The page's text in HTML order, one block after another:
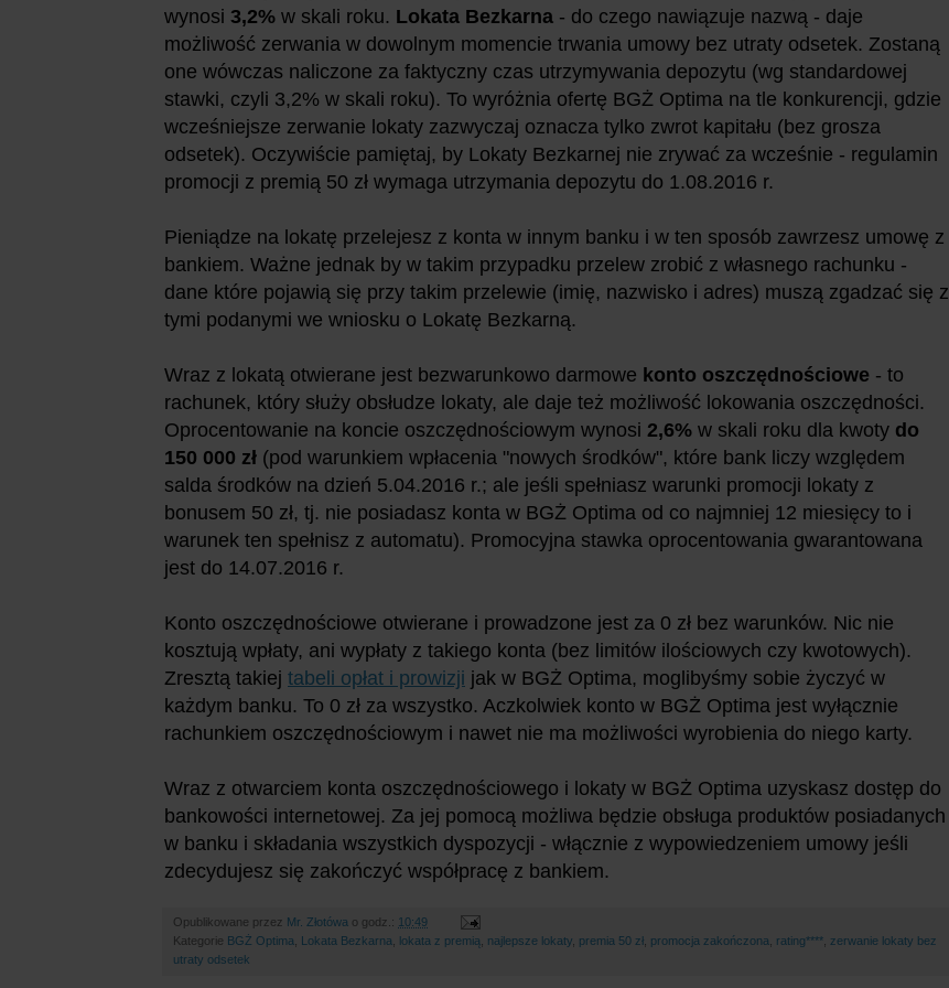
wynosi 3,2% w skali roku. Lokata Bezkarna - do czego nawiązuje nazwą - daje
możliwość zerwania w dowolnym momencie trwania umowy bez utraty odsetek. Zostaną
one wówczas naliczone za faktyczny czas utrzymywania depozytu (wg standardowej
stawki, czyli 3,2% w skali roku). To wyróżnia ofertę BGŻ Optima na tle konkurencji, gdzie
wcześniejsze zerwanie lokaty zazwyczaj oznacza tylko zwrot kapitału (bez grosza
odsetek). Oczywiście pamiętaj, by Lokaty Bezkarnej nie zrywać za wcześnie - regulamin
promocji z premią 50 zł wymaga utrzymania depozytu do 1.08.2016 r.
Pieniądze na lokatę przelejesz z konta w innym banku i w ten sposób zawrzesz umowę z
bankiem. Ważne jednak by w takim przypadku przelew zrobić z własnego rachunku -
dane które pojawią się przy takim przelewie (imię, nazwisko i adres) muszą zgadzać się z
tymi podanymi we wniosku o Lokatę Bezkarną.
Wraz z lokatą otwierane jest bezwarunkowo darmowe konto oszczędnościowe - to
rachunek, który służy obsłudze lokaty, ale daje też możliwość lokowania oszczędności.
Oprocentowanie na koncie oszczędnościowym wynosi 2,6% w skali roku dla kwoty do
150 000 zł (pod warunkiem wpłacenia "nowych środków", które bank liczy względem
salda środków na dzień 5.04.2016 r.; ale jeśli spełniasz warunki promocji lokaty z
bonusem 50 zł, tj. nie posiadasz konta w BGŻ Optima od co najmniej 12 miesięcy to i
warunek ten spełnisz z automatu). Promocyjna stawka oprocentowania gwarantowana
jest do 14.07.2016 r.
Konto oszczędnościowe otwierane i prowadzone jest za 0 zł bez warunków. Nic nie
kosztują wpłaty, ani wypłaty z takiego konta (bez limitów ilościowych czy kwotowych).
Zresztą takiej tabeli opłat i prowizji jak w BGŻ Optima, moglibyśmy sobie życzyć w
każdym banku. To 0 zł za wszystko. Aczkolwiek konto w BGŻ Optima jest wyłącznie
rachunkiem oszczędnościowym i nawet nie ma możliwości wyrobienia do niego karty.
Wraz z otwarciem konta oszczędnościowego i lokaty w BGŻ Optima uzyskasz dostęp do
bankowości internetowej. Za jej pomocą możliwa będzie obsługa produktów posiadanych
w banku i składania wszystkich dyspozycji - włącznie z wypowiedzeniem umowy jeśli
zdecydujesz się zakończyć współpracę z bankiem.
Opublikowane przez Mr. Złotówa o godz.: 10:49
Kategorie BGŻ Optima Lokata Bezkarna lokata z premią najlepsze lokaty premia 50 zł promocja zakończona rating**** zerwanie lokaty bez
utraty odsetek